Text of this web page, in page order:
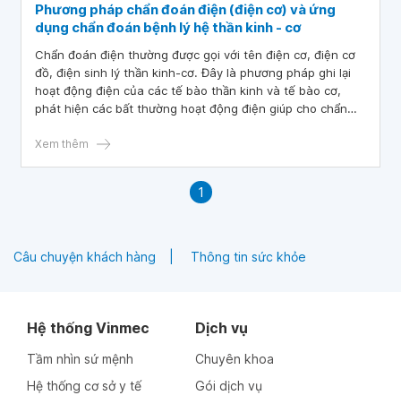
Phương pháp chẩn đoán điện (điện cơ) và ứng
dụng chẩn đoán bệnh lý hệ thần kinh - cơ
Chẩn đoán điện thường được gọi với tên điện cơ, điện cơ
đồ, điện sinh lý thần kinh-cơ. Đây là phương pháp ghi lại
hoạt động điện của các tế bào thần kinh và tế bào cơ,
phát hiện các bất thường hoạt động điện giúp cho chẩn
thần kinh-cơ (synap thần kinh-cơ).
Xem thêm
1
Câu chuyện khách hàng Thông tin sức khỏe
Hệ thống Vinmec
Tầm nhìn sứ mệnh
Hệ thống cơ sở y tế
Dịch vụ
Chuyên khoa
Gói dịch vụ